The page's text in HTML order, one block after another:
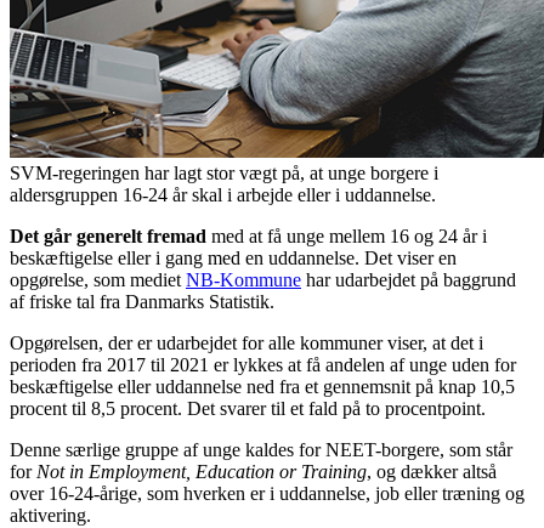
SVM-regeringen har lagt stor vægt på, at unge borgere i
aldersgruppen 16-24 år skal i arbejde eller i uddannelse.
Det går generelt fremad med at få unge mellem 16 og 24 år i
beskæftigelse eller i gang med en uddannelse. Det viser en
opgørelse, som mediet NB-Kommune har udarbejdet på baggrund
af friske tal fra Danmarks Statistik.
Opgørelsen, der er udarbejdet for alle kommuner viser, at det i
perioden fra 2017 til 2021 er lykkes at få andelen af unge uden for
beskæftigelse eller uddannelse ned fra et gennemsnit på knap 10,5
procent til 8,5 procent. Det svarer til et fald på to procentpoint.
Denne særlige gruppe af unge kaldes for NEET-borgere, som står
for Not in Employment, Education or Training, og dækker altså
over 16-24-årige, som hverken er i uddannelse, job eller træning og
aktivering.